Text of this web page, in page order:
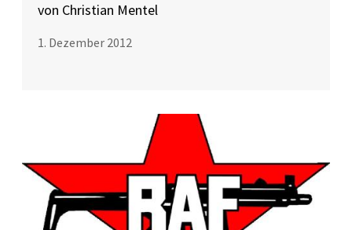
von Christian Mentel
1. Dezember 2012